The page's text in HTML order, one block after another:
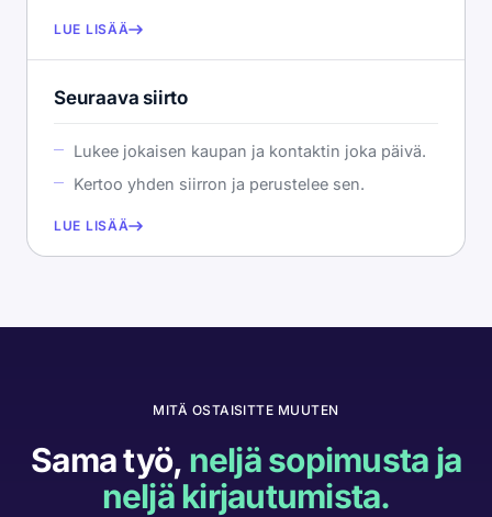
LUE LISÄÄ
Seuraava siirto
Lukee jokaisen kaupan ja kontaktin joka päivä.
Kertoo yhden siirron ja perustelee sen.
LUE LISÄÄ
MITÄ OSTAISITTE MUUTEN
Sama työ, neljä sopimusta ja
neljä kirjautumista.